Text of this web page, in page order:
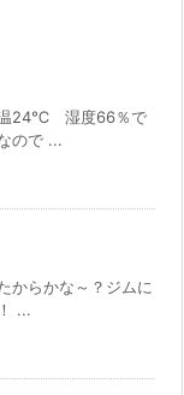
温24℃ 湿度66％で
ので ...
からかな～？ジムに
...